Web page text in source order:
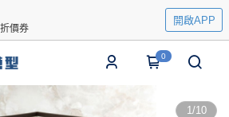
價券
開啟APP
0
1/10